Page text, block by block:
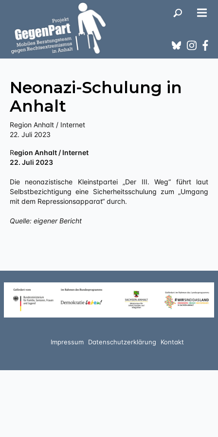
Neonazi-Schulung in
Anhalt
Region Anhalt / Internet
22. Juli 2023
Region Anhalt / Internet
22. Juli 2023
Die neonazistische Kleinstpartei „Der III. Weg“ führt laut
Selbstbezichtigung eine Sicherheitsschulung zum „Umgang
mit dem Repressionsapparat“ durch.
Quelle: eigener Bericht
Impressum Datenschutzerklärung Kontakt